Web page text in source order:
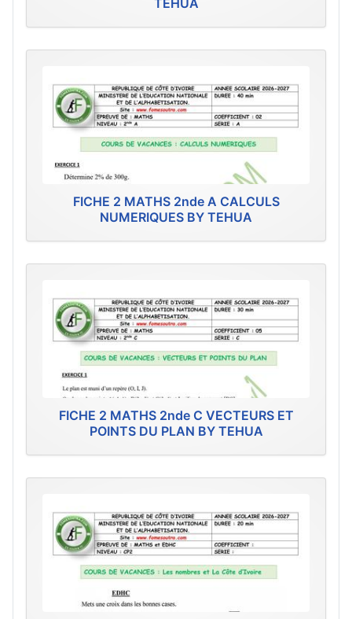
TEHUA
FICHE 2 MATHS 2nde A CALCULS
NUMERIQUES BY TEHUA
FICHE 2 MATHS 2nde C VECTEURS ET
POINTS DU PLAN BY TEHUA